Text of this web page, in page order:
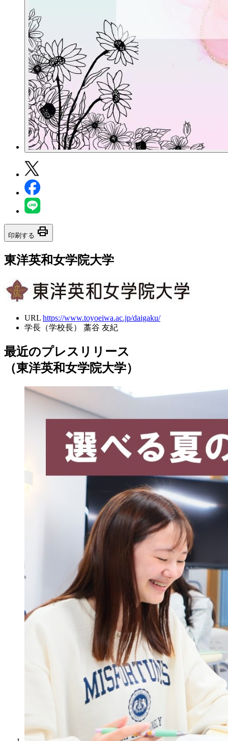
印刷する print
東洋英和女学院大学
URL https://www.toyoeiwa.ac.jp/daigaku/
学長（学校長）
藁谷 友紀
最近のプレスリリース
（東洋英和女学院大学）